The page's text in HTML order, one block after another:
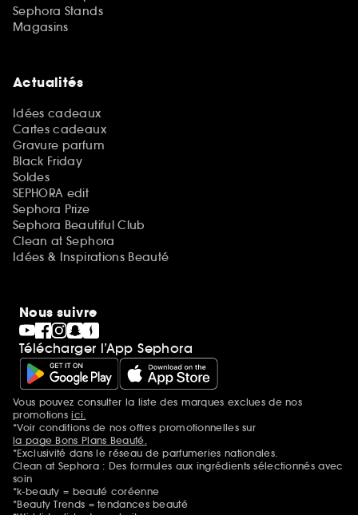
Sephora Stands
Magasins
Actualités
Idées cadeaux
Cartes cadeaux
Gravure parfum
Black Friday
Soldes
SEPHORA edit
Sephora Prize
Sephora Beautiful Club
Clean at Sephora
Idées & Inspirations Beauté
Nous suivre
Télécharger l’App Sephora
Mentions additionnelles
Vous pouvez consulter la liste des marques exclues de nos
promotionsici.
*Voir conditions de nos offres promotionnelles sur
la page Bons Plans Beauté.
*Exclusivité dans le réseau de parfumeries nationales.
Clean at Sephora : Des formules aux ingrédients sélectionnés avec
soin
*k-beauty = beauté coréenne
*Beauty Trends = tendances beauté